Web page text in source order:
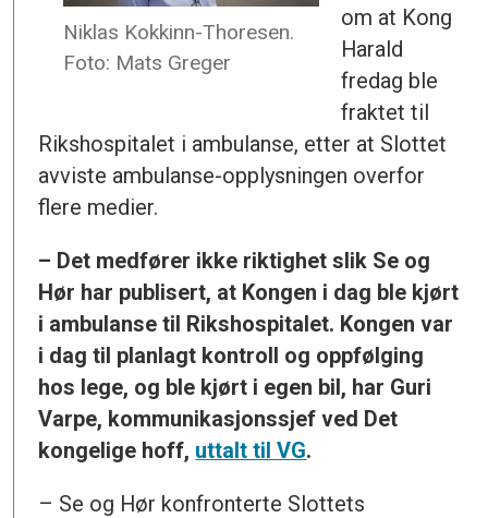
Niklas Kokkinn-Thoresen.
Foto: Mats Greger
om at Kong
Harald
fredag ble
fraktet til
Rikshospitalet i ambulanse, etter at Slottet
avviste ambulanse-opplysningen overfor
flere medier.
– Det medfører ikke riktighet slik Se og
Hør har publisert, at Kongen i dag ble kjørt
i ambulanse til Rikshospitalet. Kongen var
i dag til planlagt kontroll og oppfølging
hos lege, og ble kjørt i egen bil, har Guri
Varpe, kommunikasjonssjef ved Det
kongelige hoff, uttalt til VG.
– Se og Hør konfronterte Slottets